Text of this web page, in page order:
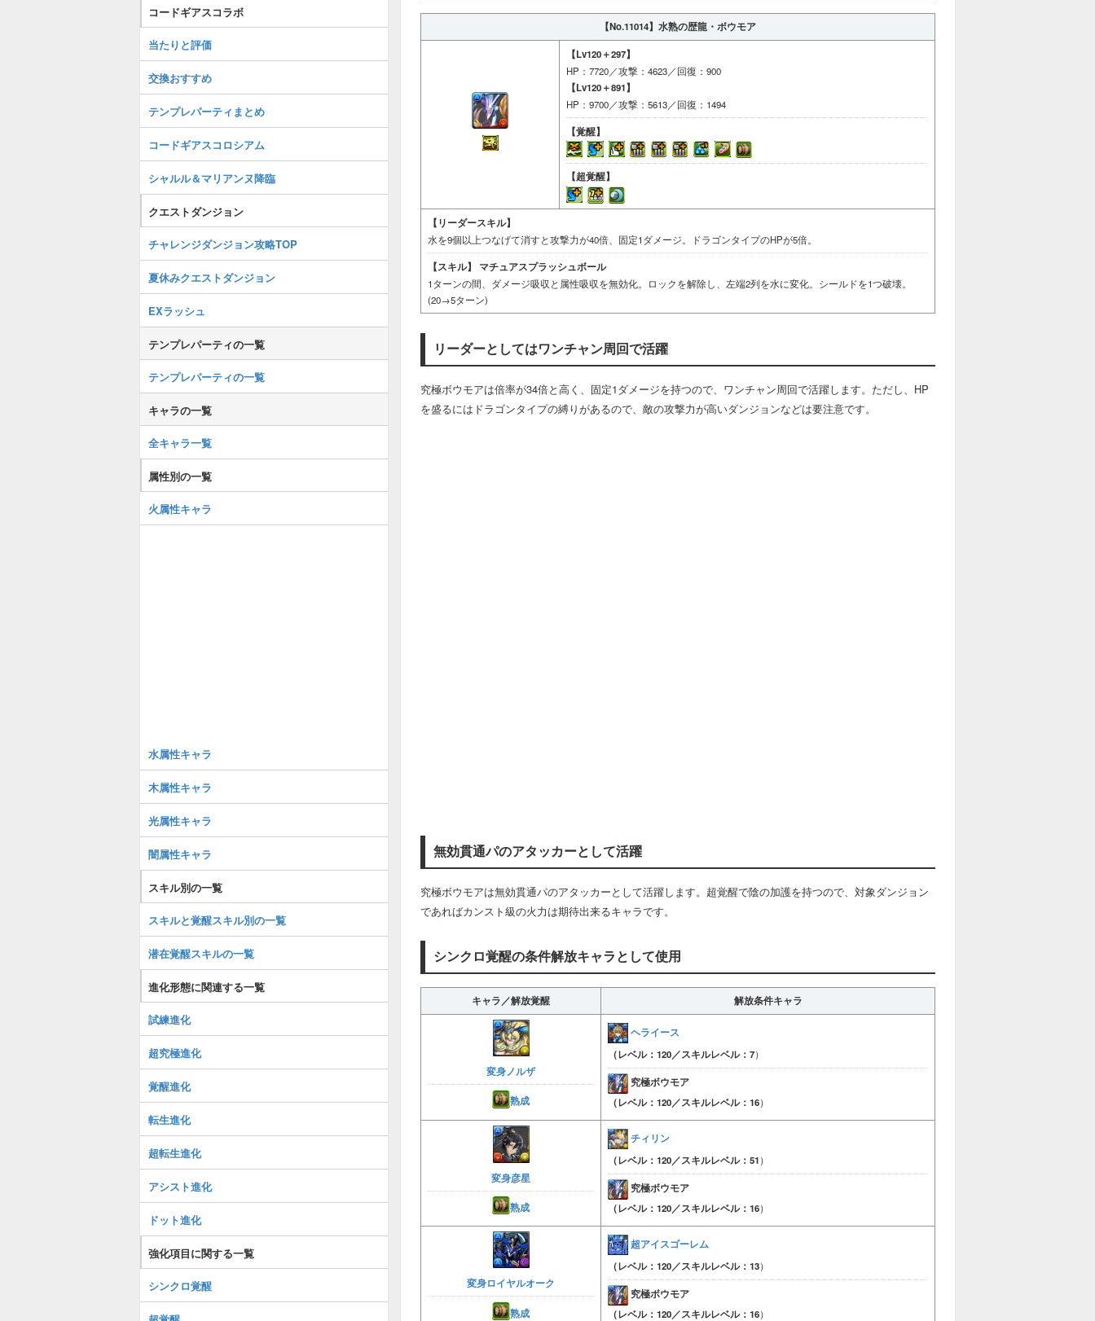
【No.11014】 水熟の歴龍・ボウモア
【Lv120＋297】
HP：7720／攻撃：4623／回復：900
【Lv120＋891】
HP：9700／攻撃：5613／回復：1494
【覚醒】
【超覚醒】
【リーダースキル】
水を9個以上つなげて消すと攻撃力が40倍、固定1ダメージ。ドラゴンタイプのHPが5倍。
【スキル】 マチュアスプラッシュボール
1ターンの間、ダメージ吸収と属性吸収を無効化。ロックを解除し、左端2列を水に変化。シールドを1つ破壊。
(20→5ターン)
リーダーとしてはワンチャン周回で活躍
究極ボウモアは倍率が34倍と高く、固定1ダメージを持つので、ワンチャン周回で活躍します。ただし、HP
を盛るにはドラゴンタイプの縛りがあるので、敵の攻撃力が高いダンジョンなどは要注意です。
無効貫通パのアタッカーとして活躍
究極ボウモアは無効貫通パのアタッカーとして活躍します。超覚醒で陰の加護を持つので、対象ダンジョン
であればカンスト級の火力は期待出来るキャラです。
シンクロ覚醒の条件解放キャラとして使用
キャラ／解放覚醒 解放条件キャラ
変身ノルザ
熟成
ヘライース
（レベル：120／スキルレベル：7）
究極ボウモア
（レベル：120／スキルレベル：16）
変身彦星
熟成
チィリン
（レベル：120／スキルレベル：51）
究極ボウモア
（レベル：120／スキルレベル：16）
変身ロイヤルオーク
熟成
超アイスゴーレム
（レベル：120／スキルレベル：13）
究極ボウモア
（レベル：120／スキルレベル：16）
コードギアスコラボ
当たりと評価
交換おすすめ
テンプレパーティまとめ
コードギアスコロシアム
シャルル＆マリアンヌ降臨
クエストダンジョン
チャレンジダンジョン攻略TOP
夏休みクエストダンジョン
EXラッシュ
テンプレパーティの一覧
テンプレパーティの一覧
キャラの一覧
全キャラ一覧
属性別の一覧
火属性キャラ
水属性キャラ
木属性キャラ
光属性キャラ
闇属性キャラ
スキル別の一覧
スキルと覚醒スキル別の一覧
潜在覚醒スキルの一覧
進化形態に関連する一覧
試練進化
超究極進化
覚醒進化
転生進化
超転生進化
アシスト進化
ドット進化
強化項目に関する一覧
シンクロ覚醒